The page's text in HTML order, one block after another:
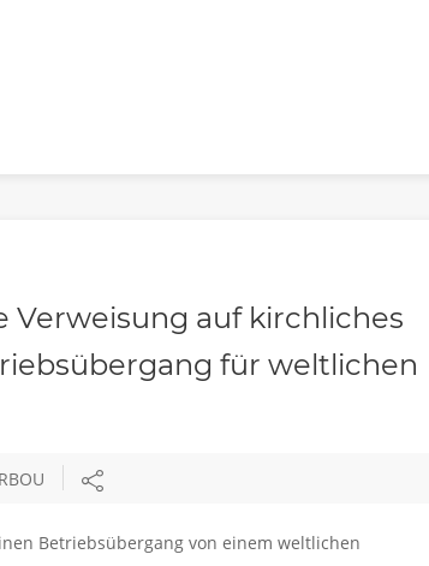
auf kirchliches
für weltlichen
Betriebsübergang von einem weltlichen